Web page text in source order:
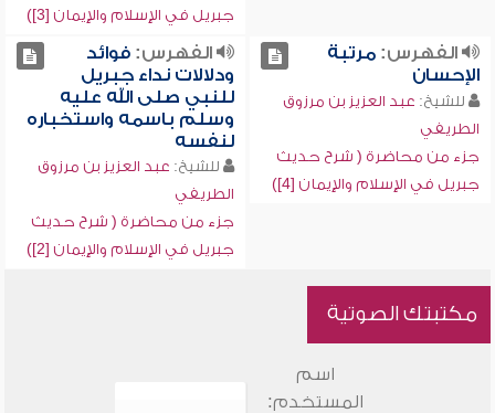
جبريل في الإسلام والإيمان [3])
الفهرس:مرتبة
الإحسان
للشيخ: عبد العزيز بن مرزوق
الطريفي
جزء من محاضرة ( شرح حديث
جبريل في الإسلام والإيمان [4])
الفهرس:فوائد
ودلالات نداء جبريل
للنبي صلى الله عليه
وسلم باسمه واستخباره
لنفسه
للشيخ: عبد العزيز بن مرزوق
الطريفي
جزء من محاضرة ( شرح حديث
جبريل في الإسلام والإيمان [2])
مكتبتك الصوتية
اسم
المستخدم: